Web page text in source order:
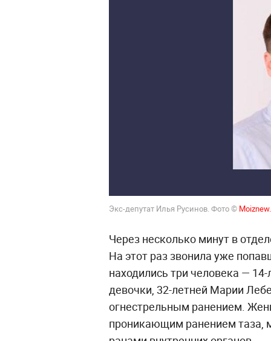
Экс-депутат Илья Русинов. Фото ©
Через несколько минут в
На этот раз звонила уже
находились три человека —
девочки, 32-летней Марии
огнестрельным ранением.
проникающим ранением таза,